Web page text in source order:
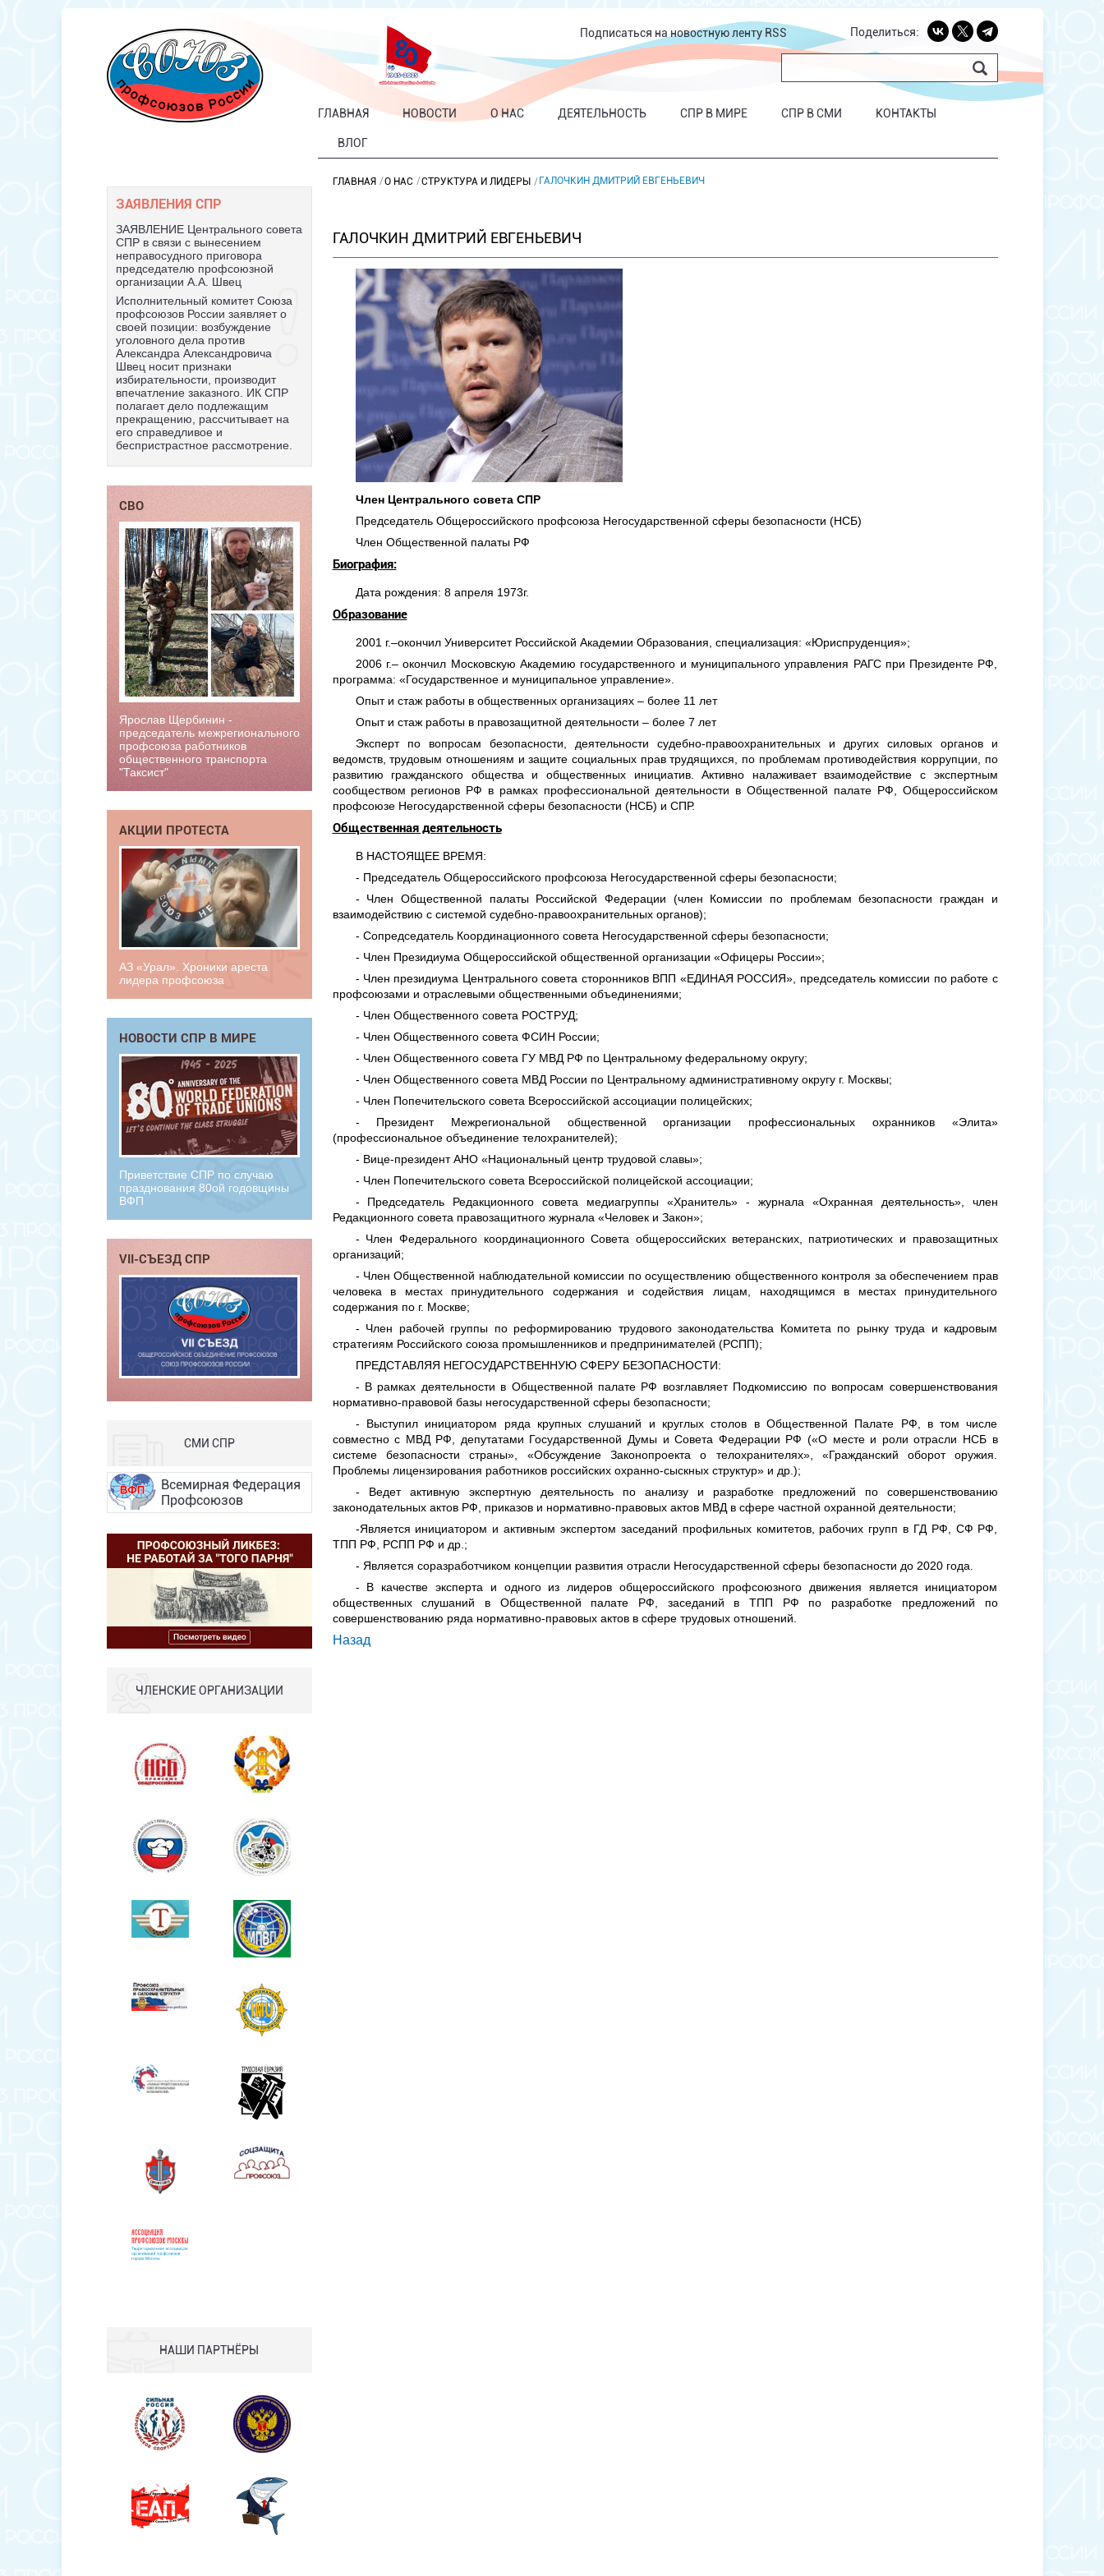
Подписаться на новостную ленту RSS Поделиться:
ГЛАВНАЯ НОВОСТИ О НАС ДЕЯТЕЛЬНОСТЬ СПР В МИРЕ СПР В СМИ КОНТАКТЫ
ВЛОГ
ЗАЯВЛЕНИЯ СПР
ЗАЯВЛЕНИЕ Центрального совета
СПР в связи с вынесением
неправосудного приговора
председателю профсоюзной
организации А.А. Швец
Исполнительный комитет Союза
профсоюзов России заявляет о
своей позиции: возбуждение
уголовного дела против
Александра Александровича
Швец носит признаки
избирательности, производит
впечатление заказного. ИК СПР
полагает дело подлежащим
прекращению, рассчитывает на
его справедливое и
беспристрастное рассмотрение.
СВО
Ярослав Щербинин -
председатель межрегионального
профсоюза работников
общественного транспорта
"Таксист"
АКЦИИ ПРОТЕСТА
АЗ «Урал». Хроники ареста
лидера профсоюза
НОВОСТИ СПР В МИРЕ
Приветствие СПР по случаю
празднования 80ой годовщины
ВФП
VII-СЪЕЗД СПР
СМИ СПР
Всемирная Федерация
Профсоюзов
ЧЛЕНСКИЕ ОРГАНИЗАЦИИ
НАШИ ПАРТНЁРЫ
ГЛАВНАЯ О НАС СТРУКТУРА И ЛИДЕРЫ ГАЛОЧКИН ДМИТРИЙ ЕВГЕНЬЕВИЧ
ГАЛОЧКИН ДМИТРИЙ ЕВГЕНЬЕВИЧ
Член Центрального совета СПР
Председатель Общероссийского профсоюза Негосударственной сферы безопасности (НСБ)
Член Общественной палаты РФ
Биография:
Дата рождения: 8 апреля 1973г.
Образование
2001 г.–окончил Университет Российской Академии Образования, специализация: «Юриспруденция»;
2006 г.– окончил Московскую Академию государственного и муниципального управления РАГС при Президенте РФ,
программа: «Государственное и муниципальное управление».
Опыт и стаж работы в общественных организациях – более 11 лет
Опыт и стаж работы в правозащитной деятельности – более 7 лет
Эксперт по вопросам безопасности, деятельности судебно-правоохранительных и других силовых органов и
ведомств, трудовым отношениям и защите социальных прав трудящихся, по проблемам противодействия коррупции, по
развитию гражданского общества и общественных инициатив. Активно налаживает взаимодействие с экспертным
сообществом регионов РФ в рамках профессиональной деятельности в Общественной палате РФ, Общероссийском
профсоюзе Негосударственной сферы безопасности (НСБ) и СПР.
Общественная деятельность
В НАСТОЯЩЕЕ ВРЕМЯ:
- Председатель Общероссийского профсоюза Негосударственной сферы безопасности;
- Член Общественной палаты Российской Федерации (член Комиссии по проблемам безопасности граждан и
взаимодействию с системой судебно-правоохранительных органов);
- Сопредседатель Координационного совета Негосударственной сферы безопасности;
- Член Президиума Общероссийской общественной организации «Офицеры России»;
- Член президиума Центрального совета сторонников ВПП «ЕДИНАЯ РОССИЯ», председатель комиссии по работе с
профсоюзами и отраслевыми общественными объединениями;
- Член Общественного совета РОСТРУД;
- Член Общественного совета ФСИН России;
- Член Общественного совета ГУ МВД РФ по Центральному федеральному округу;
- Член Общественного совета МВД России по Центральному административному округу г. Москвы;
- Член Попечительского совета Всероссийской ассоциации полицейских;
- Президент Межрегиональной общественной организации профессиональных охранников «Элита»
(профессиональное объединение телохранителей);
- Вице-президент АНО «Национальный центр трудовой славы»;
- Член Попечительского совета Всероссийской полицейской ассоциации;
- Председатель Редакционного совета медиагруппы «Хранитель» - журнала «Охранная деятельность», член
Редакционного совета правозащитного журнала «Человек и Закон»;
- Член Федерального координационного Совета общероссийских ветеранских, патриотических и правозащитных
организаций;
- Член Общественной наблюдательной комиссии по осуществлению общественного контроля за обеспечением прав
человека в местах принудительного содержания и содействия лицам, находящимся в местах принудительного
содержания по г. Москве;
- Член рабочей группы по реформированию трудового законодательства Комитета по рынку труда и кадровым
стратегиям Российского союза промышленников и предпринимателей (РСПП);
ПРЕДСТАВЛЯЯ НЕГОСУДАРСТВЕННУЮ СФЕРУ БЕЗОПАСНОСТИ:
- В рамках деятельности в Общественной палате РФ возглавляет Подкомиссию по вопросам совершенствования
нормативно-правовой базы негосударственной сферы безопасности;
- Выступил инициатором ряда крупных слушаний и круглых столов в Общественной Палате РФ, в том числе
совместно с МВД РФ, депутатами Государственной Думы и Совета Федерации РФ («О месте и роли отрасли НСБ в
системе безопасности страны», «Обсуждение Законопроекта о телохранителях», «Гражданский оборот оружия.
Проблемы лицензирования работников российских охранно-сыскных структур» и др.);
- Ведет активную экспертную деятельность по анализу и разработке предложений по совершенствованию
законодательных актов РФ, приказов и нормативно-правовых актов МВД в сфере частной охранной деятельности;
-Является инициатором и активным экспертом заседаний профильных комитетов, рабочих групп в ГД РФ, СФ РФ,
ТПП РФ, РСПП РФ и др.;
- Является соразработчиком концепции развития отрасли Негосударственной сферы безопасности до 2020 года.
- В качестве эксперта и одного из лидеров общероссийского профсоюзного движения является инициатором
общественных слушаний в Общественной палате РФ, заседаний в ТПП РФ по разработке предложений по
совершенствованию ряда нормативно-правовых актов в сфере трудовых отношений.
Назад